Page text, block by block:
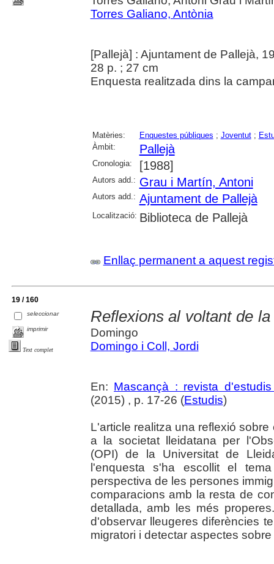
Torres Galiano, Antònia
[Pallejà] : Ajuntament de Pallejà,
28 p. ; 27 cm
Enquesta realitzada dins la
Matèries: Enquestes públiques ; Joventut;
Àmbit:
Pallejà
Cronologia: [1988]
Autors add.: Grau i Martín, Antoni
Autors add.: Ajuntament de Pallejà
Localització: Biblioteca de Pallejà
Enllaç permanent a aquest
19 / 160
seleccionar
imprimir
Text complet
Reflexions al voltant de
Domingo
Domingo i Coll, Jordi
En: Mascançà : revista
(2015) , p. 17-26 (Estudis)
L'article realitza una reflexió
a la societat lleidatana per
(OPI) de la Universitat de
l'enquesta s'ha escollit el
perspectiva de les persones
comparacions amb la resta de
detallada, amb les més
d'observar lleugeres diferències
migratori i detectar aspectes